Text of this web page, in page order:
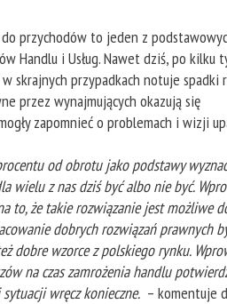
przychodów to jeden z
Handlu i Usług. Nawet dziś, po kilku
skrajnych przypadkach notuje spadki
przez wynajmujących okazują się
zapomnieć o problemach i wizji
od obrotu jako podstawy
wielu z nas dziś być albo nie być.
to, że takie rozwiązanie jest możliwe
dobrych rozwiązań prawnych
dobre wzorce z polskiego rynku.
na czas zamrożenia handlu
wręcz konieczne. – komentuje